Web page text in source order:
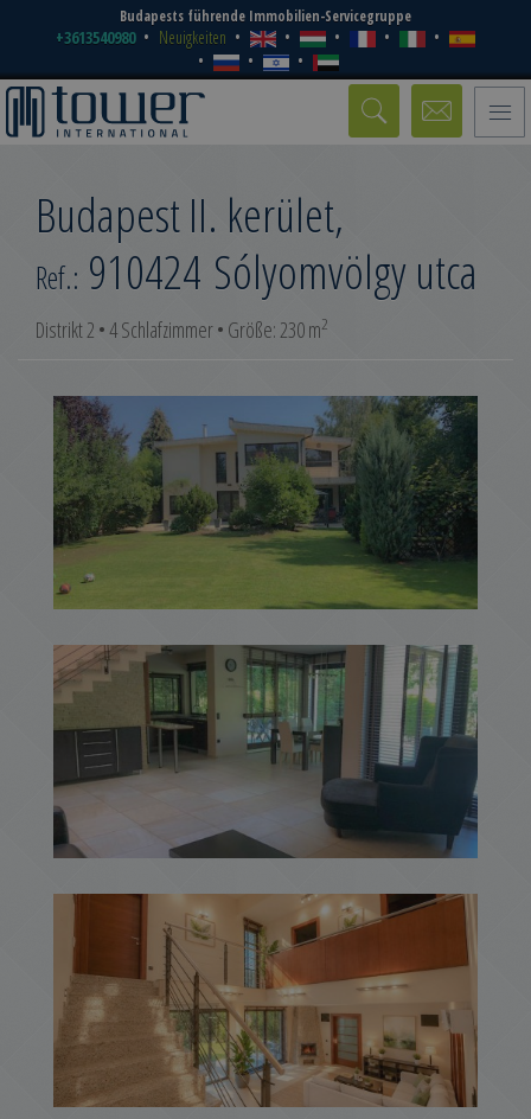
Budapests führende Immobilien-Servicegruppe
+3613540980 Neuigkeiten
Toggle
Budapest II. kerület,
Sólyomvölgy utca
Ref.: 910424
Distrikt 2 • 4 Schlafzimmer • Größe: 230 m2